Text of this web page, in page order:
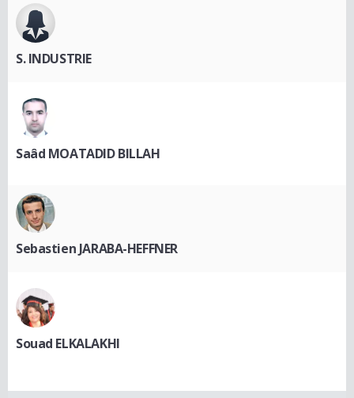
S. INDUSTRIE
Saâd MOATADID BILLAH
Sebastien JARABA-HEFFNER
Souad ELKALAKHI